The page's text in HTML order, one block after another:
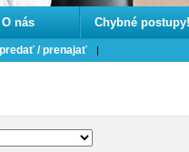
/ prenajať
O nás Chybné postupy!